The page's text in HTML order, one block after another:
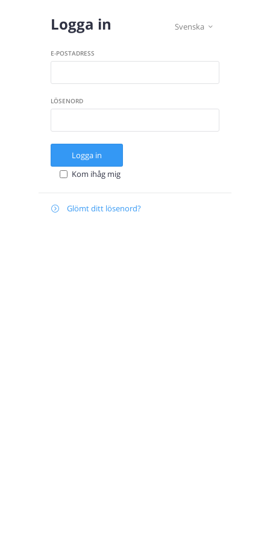
Svenska 
Logga in
E-POSTADRESS
LÖSENORD
Logga in
Kom ihåg mig
 Glömt ditt lösenord?